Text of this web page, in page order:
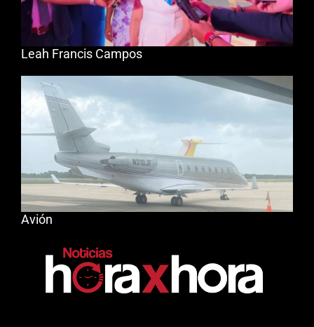
Leah Francis Campos
Avión